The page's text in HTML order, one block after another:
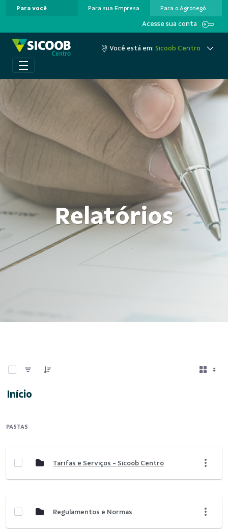
Pular para o Conteúdo principal
Para você Para sua Empresa Para o Agronegócio
Acesse sua conta
Você está em:Sicoob Centro
Relatórios
Início
PASTAS
Tarifas e Serviços - Sicoob Centro
Regulamentos e Normas